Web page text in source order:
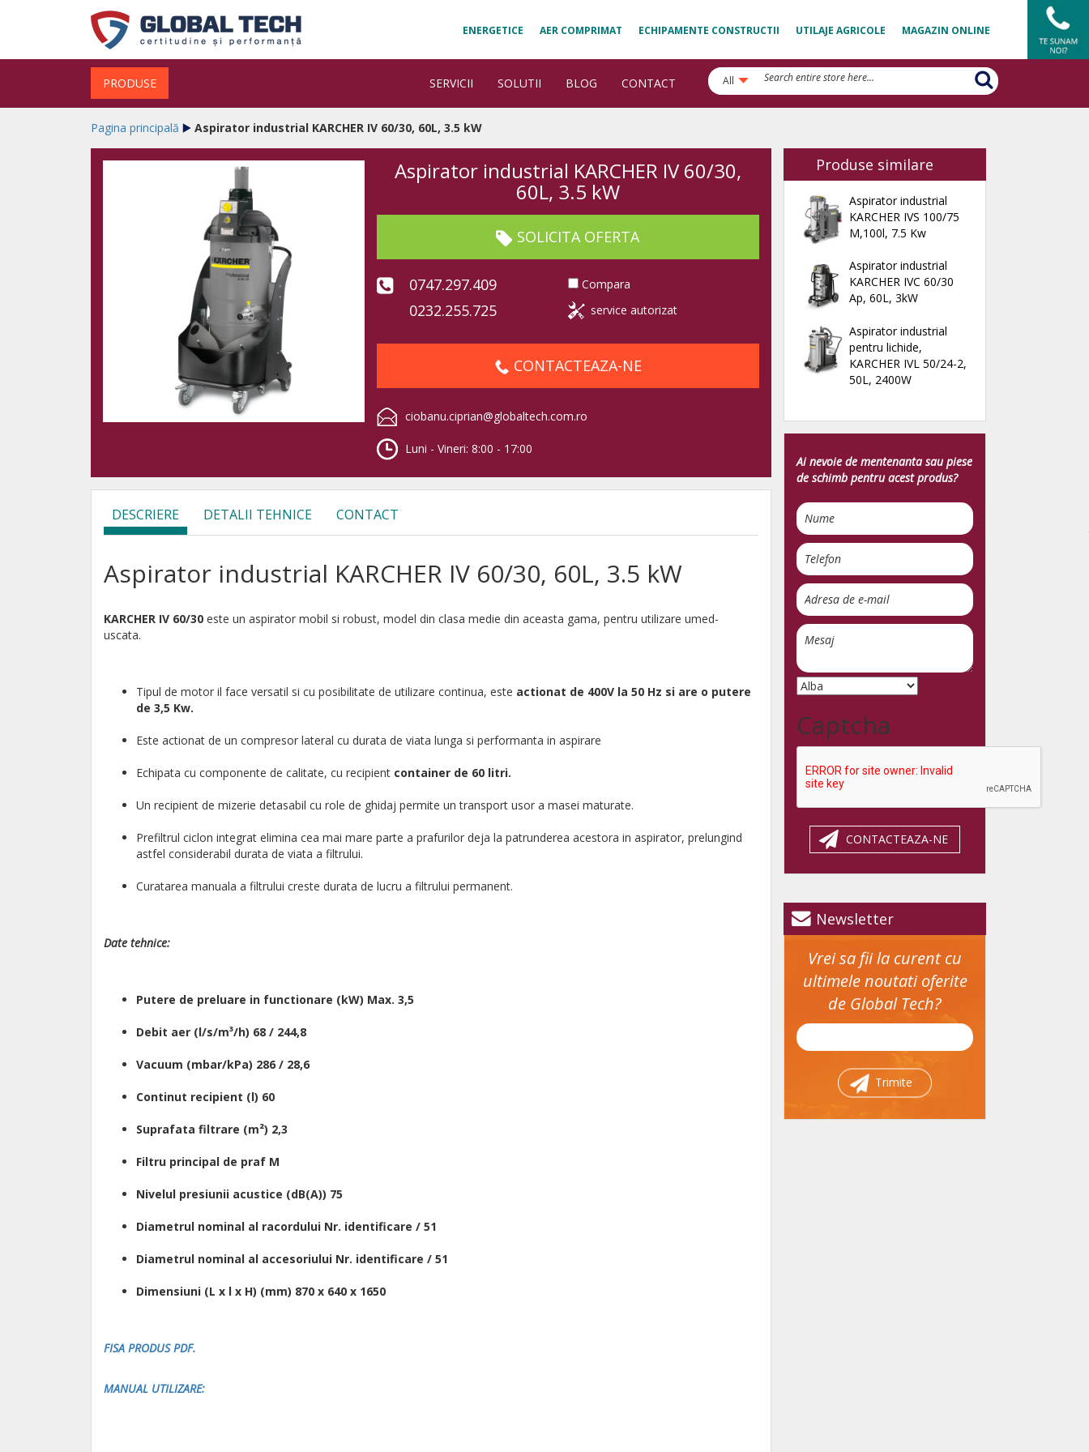
ENERGETICE AER COMPRIMAT ECHIPAMENTE CONSTRUCTII UTILAJE AGRICOLE MAGAZIN ONLINE
PRODUSE SERVICII SOLUTII BLOG CONTACT All
Pagina principală Aspirator industrial KARCHER IV 60/30, 60L, 3.5 kW
Aspirator industrial KARCHER IV 60/30,
60L, 3.5 kW
SOLICITA OFERTA
0747.297.409
0232.255.725
Compara
service autorizat
CONTACTEAZA-NE
ciobanu.ciprian@globaltech.com.ro
Luni - Vineri: 8:00 - 17:00
DESCRIERE DETALII TEHNICE CONTACT
Aspirator industrial KARCHER IV 60/30, 60L, 3.5 kW
KARCHER IV 60/30 este un aspirator mobil si robust, model din clasa medie din aceasta gama, pentru utilizare umed-
uscata.
Tipul de motor il face versatil si cu posibilitate de utilizare continua, este actionat de 400V la 50 Hz si are o putere
de 3,5 Kw.
Este actionat de un compresor lateral cu durata de viata lunga si performanta in aspirare
Echipata cu componente de calitate, cu recipient container de 60 litri.
Un recipient de mizerie detasabil cu role de ghidaj permite un transport usor a masei maturate.
Prefiltrul ciclon integrat elimina cea mai mare parte a prafurilor deja la patrunderea acestora in aspirator, prelungind
astfel considerabil durata de viata a filtrului.
Curatarea manuala a filtrului creste durata de lucru a filtrului permanent.
Date tehnice:
Putere de preluare in functionare (kW) Max. 3,5
Debit aer (l/s/m³/h) 68 / 244,8
Vacuum (mbar/kPa) 286 / 28,6
Continut recipient (l) 60
Suprafata filtrare (m²) 2,3
Filtru principal de praf M
Nivelul presiunii acustice (dB(A)) 75
Diametrul nominal al racordului Nr. identificare / 51
Diametrul nominal al accesoriului Nr. identificare / 51
Dimensiuni (L x l x H) (mm) 870 x 640 x 1650
FISA PRODUS PDF.
MANUAL UTILIZARE:
Produse similare
Aspirator industrial
KARCHER IVS 100/75
M,100l, 7.5 Kw
Aspirator industrial
KARCHER IVC 60/30
Ap, 60L, 3kW
Aspirator industrial
pentru lichide,
KARCHER IVL 50/24-2,
50L, 2400W
Ai nevoie de mentenanta sau piese
de schimb pentru acest produs?
Captcha
CONTACTEAZA-NE
Newsletter
Vrei sa fii la curent cu
ultimele noutati oferite
de Global Tech?
Trimite